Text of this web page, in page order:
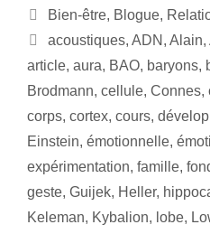
Bien-être, Blogue,
acoustiques, ADN , Alain,
article, aura, BAO, baryons,
Brodmann, cellule, Connes,
corps, cortex, cours,
Einstein, émotionnelle,
expérimentation, famille,
geste, Guijek, Heller,
Keleman, Kybalion, lobe,